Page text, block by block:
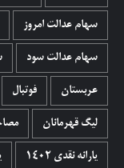
سهام عدالت امروز
سهام عدالت سود
عربستان فوتبال
لیگ قهرمانان
یارانه نقدی 1402